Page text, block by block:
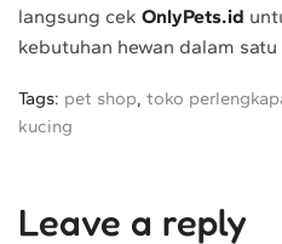
langsung cek OnlyPets.id
kebutuhan hewan dalam
Tags: pet shop, toko
kucing
Leave a reply